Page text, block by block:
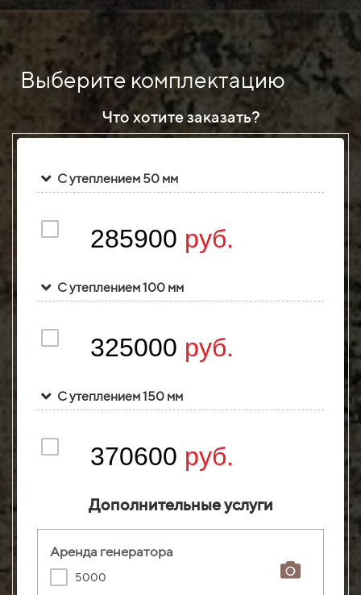
Выберите комплектацию
Что хотите заказать?
С утеплением 50 мм
285900 руб.
С утеплением 100 мм
325000 руб.
С утеплением 150 мм
370600 руб.
Дополнительные услуги
Аренда генератора
5000